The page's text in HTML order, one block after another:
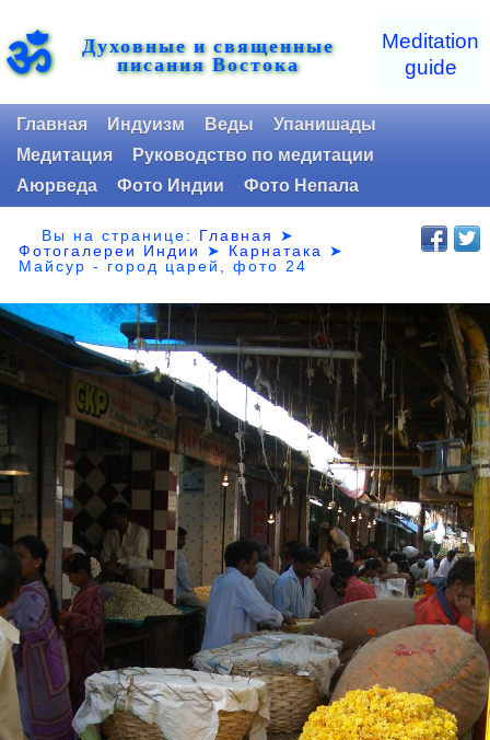
ॐ Духовные и священные
писания Востока
Meditation
guide
Главная Индуизм Веды
Упанишады
Медитация
Руководство по медитации
Аюрведа
Фото Индии Фото Непала
Вы на странице: Главная
➤
Фотогалереи Индии
➤ Карнатака
➤
Майсур - город царей, фото 24